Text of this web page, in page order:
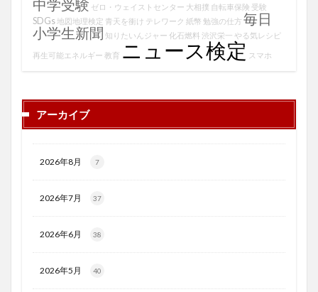
中学受験 ゼロ・ウェイストセンター 大相撲 自転車保険 受験
SDGs 地図地理検定 青天を衝け テレワーク 紙幣 勉強の仕方 毎日
小学生新聞 知りたいんジャー 化石燃料 渋沢栄一 やる気レシピ
再生可能エネルギー 教育 ニュース検定 スマホ
アーカイブ
2026年8月 7
2026年7月 37
2026年6月 38
2026年5月 40